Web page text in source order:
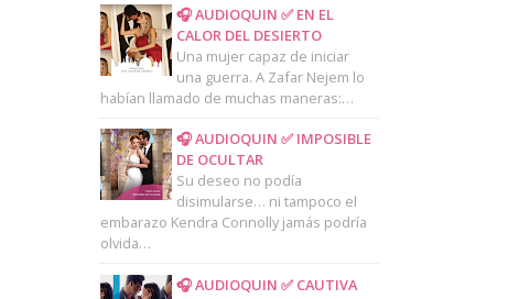
🎧 AUDIOQUIN ✅ EN EL
CALOR DEL DESIERTO
Una mujer capaz de iniciar
una guerra. A Zafar Nejem lo
habían llamado de muchas maneras:…
🎧 AUDIOQUIN ✅ IMPOSIBLE
DE OCULTAR
Su deseo no podía
disimularse… ni tampoco el
embarazo Kendra Connolly jamás podría
olvida…
🎧 AUDIOQUIN ✅ CAUTIVA